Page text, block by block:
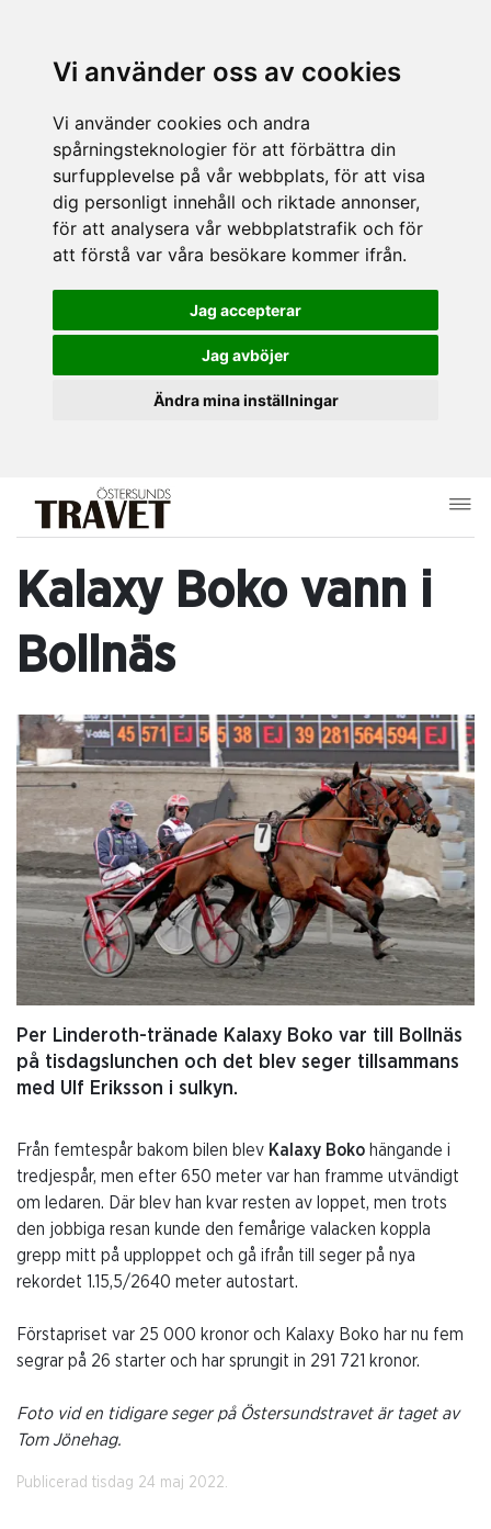
Vi använder oss av cookies
Vi använder cookies och andra
spårningsteknologier för att förbättra din
surfupplevelse på vår webbplats, för att visa
dig personligt innehåll och riktade annonser,
för att analysera vår webbplatstrafik och för
att förstå var våra besökare kommer ifrån.
Jag accepterar
Jag avböjer
Ändra mina inställningar
Kalaxy Boko vann i
Bollnäs
Per Linderoth-tränade Kalaxy Boko var till Bollnäs
på tisdagslunchen och det blev seger tillsammans
med Ulf Eriksson i sulkyn.
Från femtespår bakom bilen blev Kalaxy Boko hängande i
tredjespår, men efter 650 meter var han framme utvändigt
om ledaren. Där blev han kvar resten av loppet, men trots
den jobbiga resan kunde den femårige valacken koppla
grepp mitt på upploppet och gå ifrån till seger på nya
rekordet 1.15,5/2640 meter autostart.
Förstapriset var 25 000 kronor och Kalaxy Boko har nu fem
segrar på 26 starter och har sprungit in 291 721 kronor.
Foto vid en tidigare seger på Östersundstravet är taget av
Tom Jönehag.
Publicerad tisdag 24 maj 2022.